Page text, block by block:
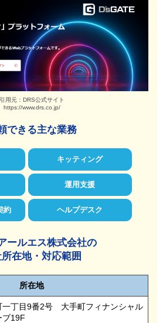
引用元：DRS公式サイト
https://www.drs.co.jp/
できる主な業務
キッティング
運用支援
約 ヘルプデスク
ールエス株式会社の
在地・対応範囲
所在地
一丁目9番2号 大手町フィナンシャル
19F